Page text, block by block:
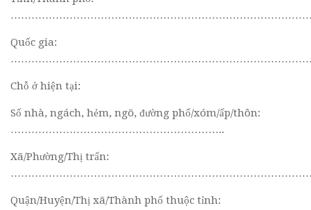
Quốc gia:
Chỗ ở hiện tại:
Số nhà, ngách, hẻm, ngõ, đường phố/xóm/ấp/thôn:
……………………………………………………..
Xã/Phường/Thị trấn:
Quận/Huyện/Thị xã/Thành phố thuộc tỉnh: